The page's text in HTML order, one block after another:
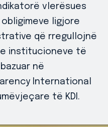
vlerësues
ligjore
që rregullojnë
e institucioneve të
në
International
të KDI.